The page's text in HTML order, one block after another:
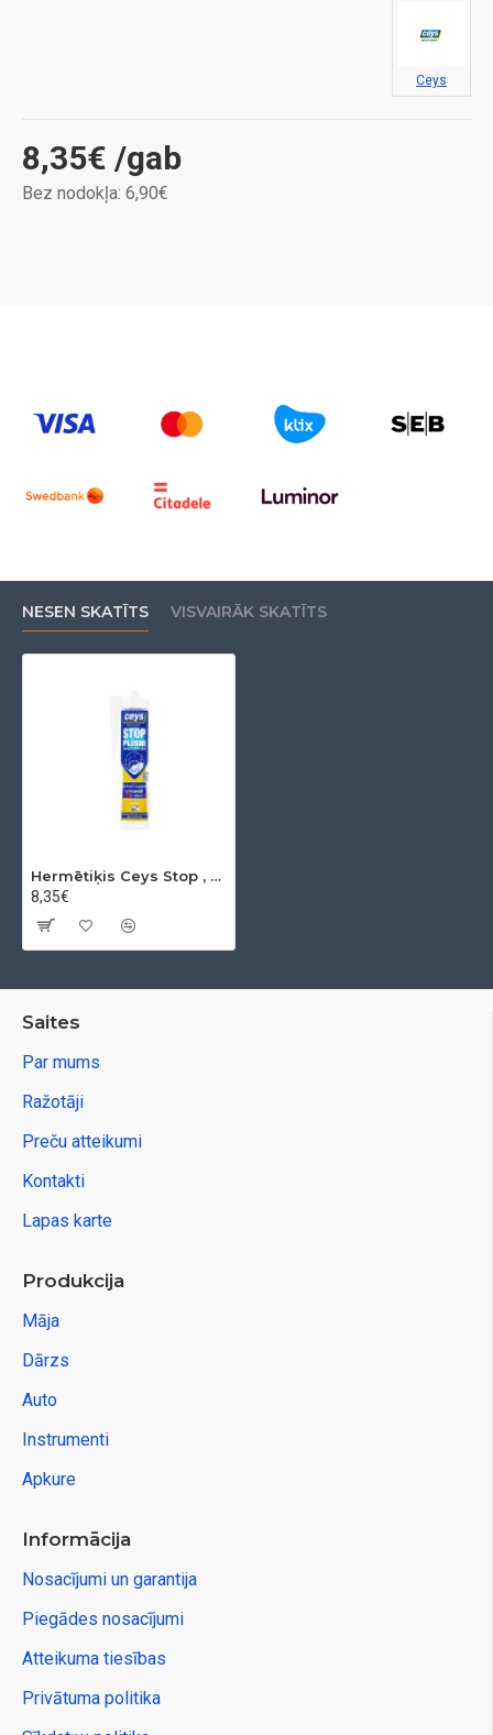
8,35€ /gab
Bez nodokļa: 6,90€
Ceys
NESEN SKATĪTS VISVAIRĀK SKATĪTS
Hermētiķis Ceys Stop , caurspīdīga, 280 ml
8,35€
Saites
Par mums
Ražotāji
Preču atteikumi
Kontakti
Lapas karte
Produkcija
Māja
Dārzs
Auto
Instrumenti
Apkure
Informācija
Nosacījumi un garantija
Piegādes nosacījumi
Atteikuma tiesības
Privātuma politika